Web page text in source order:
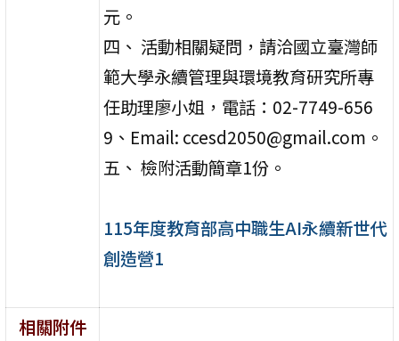
元。
四、 活動相關疑問，請洽國立臺灣師
範大學永續管理與環境教育研究所專
任助理廖小姐，電話：02-7749-656
9、Email: ccesd2050@gmail.com。
五、 檢附活動簡章1份。
115年度教育部高中職生AI永續新世代
創造營1
相關附件